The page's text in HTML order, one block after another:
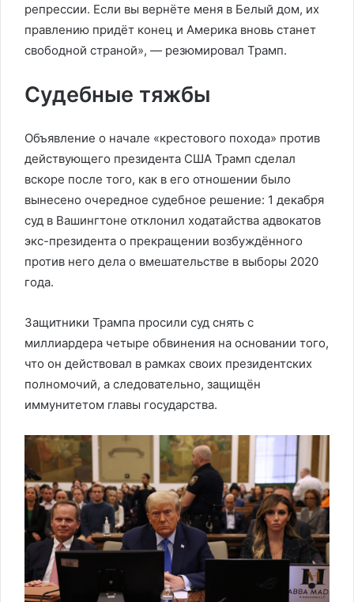
репрессии. Если вы вернёте меня в Белый дом, их
правлению придёт конец и Америка вновь станет
свободной страной», — резюмировал Трамп.
Судебные тяжбы
Объявление о начале «крестового похода» против
действующего президента США Трамп сделал
вскоре после того, как в его отношении было
вынесено очередное судебное решение: 1 декабря
суд в Вашингтоне отклонил ходатайства адвокатов
экс-президента о прекращении возбуждённого
против него дела о вмешательстве в выборы 2020
года.
Защитники Трампа просили суд снять с
миллиардера четыре обвинения на основании того,
что он действовал в рамках своих президентских
полномочий, а следовательно, защищён
иммунитетом главы государства.